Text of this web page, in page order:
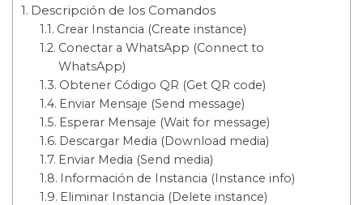
Descripción de los Comandos
Crear Instancia (Create instance)
Conectar a WhatsApp (Connect to
WhatsApp)
Obtener Código QR (Get QR code)
Enviar Mensaje (Send message)
Esperar Mensaje (Wait for message)
Descargar Media (Download media)
Enviar Media (Send media)
Información de Instancia (Instance info)
Eliminar Instancia (Delete instance)